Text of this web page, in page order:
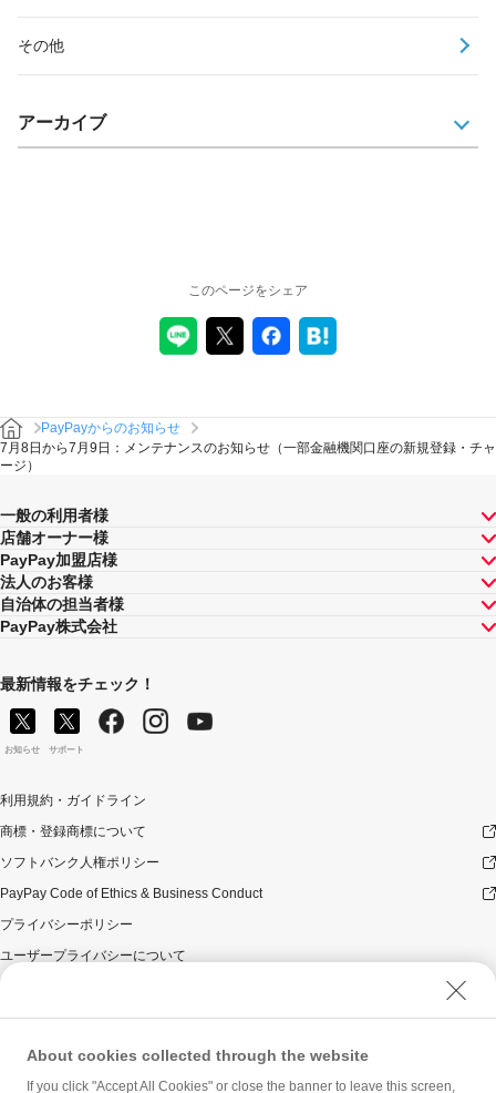
その他
アーカイブ
このページをシェア
PayPayからのお知らせ
7月8日から7月9日：メンテナンスのお知らせ（一部金融機関口座の新規登録・チャ
ージ）
一般の利用者様
店舗オーナー様
PayPay加盟店様
法人のお客様
自治体の担当者様
PayPay株式会社
最新情報をチェック！
お知らせ サポート
利用規約・ガイドライン
商標・登録商標について
ソフトバンク人権ポリシー
PayPay Code of Ethics & Business Conduct
プライバシーポリシー
ユーザープライバシーについて
ウェブサイト利用規約
反社会的勢力に対する方針
勧誘方針
About cookies collected through the website
If you click "Accept All Cookies" or close the banner to leave this screen,